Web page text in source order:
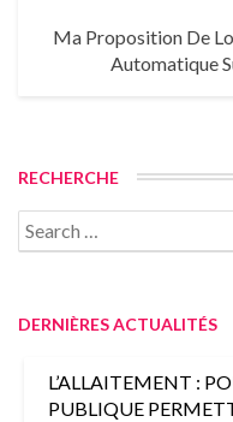
Ma Proposition De
Automatique
RECHERCHE
DERNIÈRES ACTUALITÉS
L’ALLAITEMENT :
PUBLIQUE